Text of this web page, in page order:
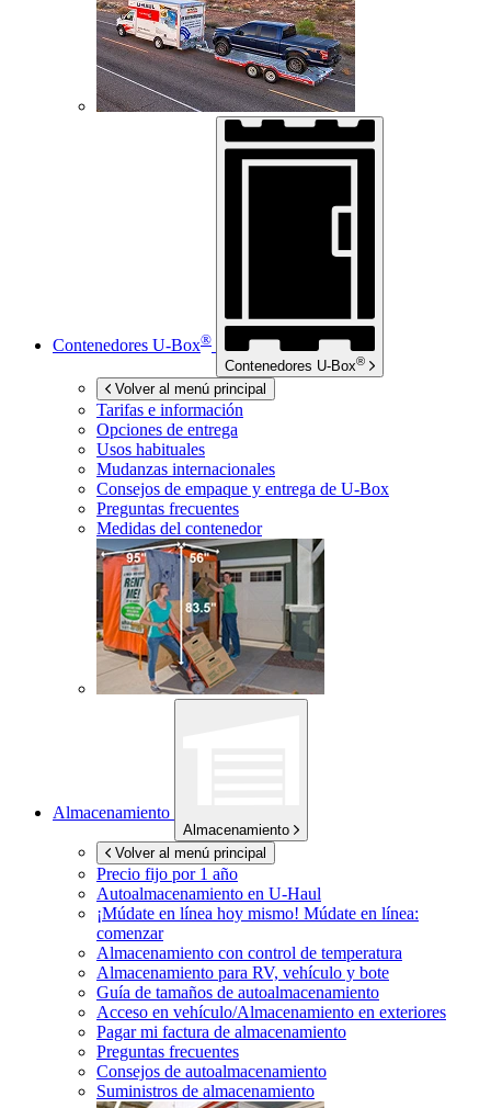
Contenedores U-Box®
Contenedores U-Box®
Volver al menú principal
Tarifas e información
Opciones de entrega
Usos habituales
Mudanzas internacionales
Consejos de empaque y entrega de U-Box
Preguntas frecuentes
Medidas del contenedor
Almacenamiento
Almacenamiento
Volver al menú principal
Precio fijo por 1 año
Autoalmacenamiento en U-Haul
¡Múdate en línea hoy mismo! Múdate en línea:
comenzar
Almacenamiento con control de temperatura
Almacenamiento para RV, vehículo y bote
Guía de tamaños de autoalmacenamiento
Acceso en vehículo/Almacenamiento en exteriores
Pagar mi factura de almacenamiento
Preguntas frecuentes
Consejos de autoalmacenamiento
Suministros de almacenamiento